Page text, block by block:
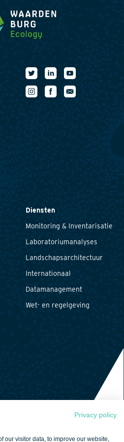
Diensten
Monitoring & Inventarisatie
Laboratoriumanalyses
Landschapsarchitectuur
Internationaal
Datamanagement
Wet- en regelgeving
Privacy policy
our visitor data, to improve our website,